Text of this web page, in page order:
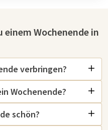
Wochenende in
verbringen?
Wochenende?
schön?